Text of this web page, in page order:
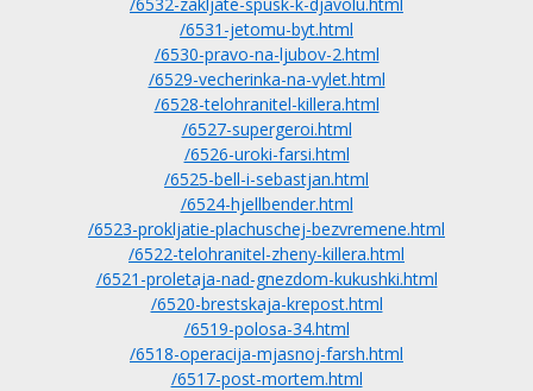
/6531-jetomu-byt.html
/6530-pravo-na-ljubov-2.html
/6529-vecherinka-na-vylet.html
/6528-telohranitel-killera.html
/6527-supergeroi.html
/6526-uroki-farsi.html
/6525-bell-i-sebastjan.html
/6524-hjellbender.html
/6523-prokljatie-plachuschej-bezvremene.html
/6522-telohranitel-zheny-killera.html
/6521-proletaja-nad-gnezdom-kukushki.html
/6520-brestskaja-krepost.html
/6519-polosa-34.html
/6518-operacija-mjasnoj-farsh.html
/6517-post-mortem.html